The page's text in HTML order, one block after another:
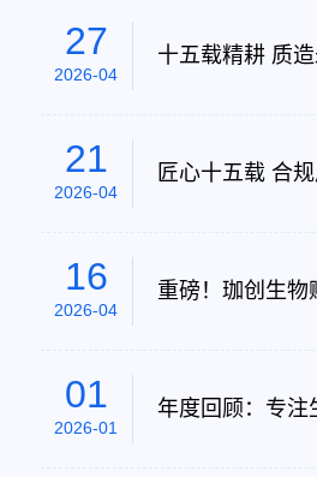
27
2026-04
十五载精耕 质
21
2026-04
匠心十五载 合
16
2026-04
重磅！珈创生物
01
2026-01
年度回顾：专注